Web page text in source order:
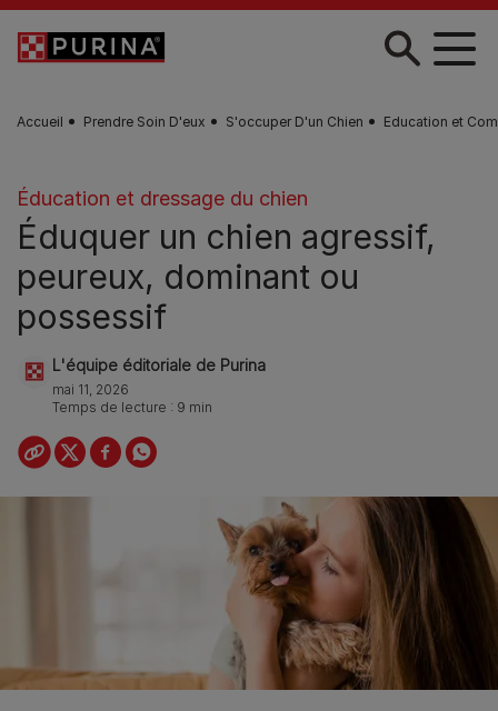
Skip to main content
Accueil Prendre Soin D'eux S'occuper D'un Chien Education et
Éducation et dressage du chien
Éduquer un chien agressif,
peureux, dominant ou
possessif
L'équipe éditoriale de Purina
mai 11, 2026
Temps de lecture : 9 min